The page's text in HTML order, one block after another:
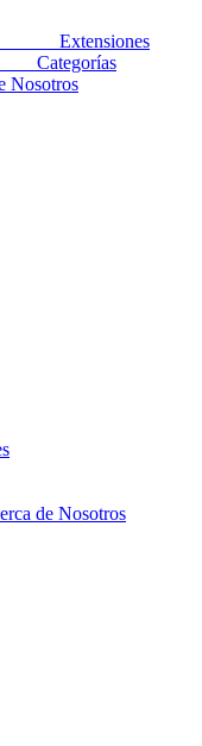
Extensiones
Categorías
Nosotros
de Nosotros